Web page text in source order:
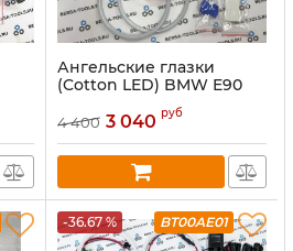
Ангельские глазки
(Cotton LED) BMW E90
LCI (рестайл) (Белые)
4 400 3 040 руб
-36.67 % BT00AE01